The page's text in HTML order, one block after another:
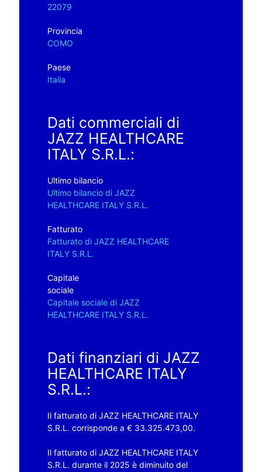
22079
Provincia
COMO
Paese
Italia
Dati commerciali di
JAZZ HEALTHCARE
ITALY S.R.L.:
Ultimo bilancio
Ultimo bilancio di JAZZ
HEALTHCARE ITALY S.R.L.
Fatturato
Fatturato di JAZZ HEALTHCARE
ITALY S.R.L.
Capitale
sociale
Capitale sociale di JAZZ
HEALTHCARE ITALY S.R.L.
Dati finanziari di JAZZ
HEALTHCARE ITALY
S.R.L.:
Il fatturato di JAZZ HEALTHCARE ITALY
S.R.L. corrisponde a € 33.325.473,00.
Il fatturato di JAZZ HEALTHCARE ITALY
S.R.L. durante il 2025 è diminuito del